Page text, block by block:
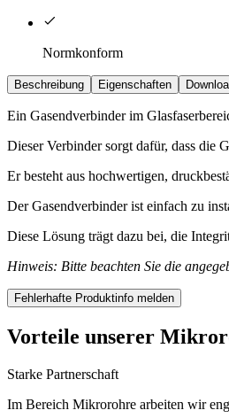
Normkonform
Beschreibung Eigenschaften
Ein Gasendverbinder im
Dieser Verbinder sorgt dafür, dass die
Er besteht aus hochwertigen,
Der Gasendverbinder ist einfach zu
Diese Lösung trägt dazu bei, die
Hinweis: Bitte beachten Sie die
Fehlerhafte Produktinfo melden
Vorteile unserer
Starke Partnerschaft
Im Bereich Mikrorohre arbeiten wir